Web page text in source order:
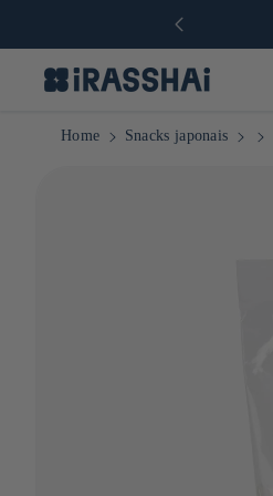
Home Snacks japonais